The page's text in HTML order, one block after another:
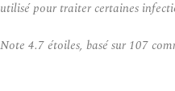
utilisé pour traiter certaines
Note 4.7étoiles, basé sur 107